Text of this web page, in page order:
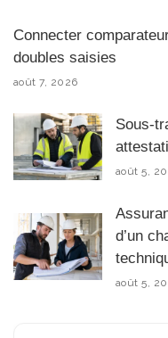
Connecter
doubles saisies
août 7, 2026
Sous-
août 5,
d’un
août 5,